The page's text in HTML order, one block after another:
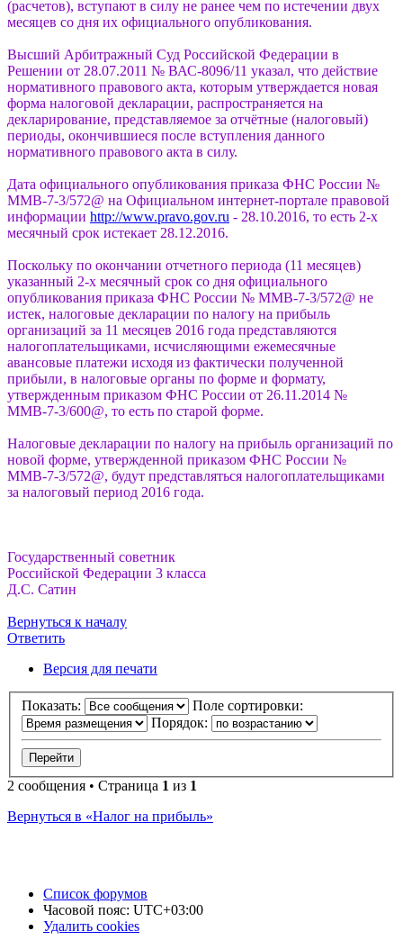
(расчетов), вступают в силу не ранее чем по истечении двух
месяцев со дня их официального опубликования.
Высший Арбитражный Суд Российской Федерации в
Решении от 28.07.2011 № ВАС-8096/11 указал, что действие
нормативного правового акта, которым утверждается новая
форма налоговой декларации, распространяется на
декларирование, представляемое за отчётные (налоговый)
периоды, окончившиеся после вступления данного
нормативного правового акта в силу.
Дата официального опубликования приказа ФНС России №
ММВ-7-3/572@ на Официальном интернет-портале правовой
информации http://www.pravo.gov.ru - 28.10.2016, то есть 2-х
месячный срок истекает 28.12.2016.
Поскольку по окончании отчетного периода (11 месяцев)
указанный 2-х месячный срок со дня официального
опубликования приказа ФНС России № ММВ-7-3/572@ не
истек, налоговые декларации по налогу на прибыль
организаций за 11 месяцев 2016 года представляются
налогоплательщиками, исчисляющими ежемесячные
авансовые платежи исходя из фактически полученной
прибыли, в налоговые органы по форме и формату,
утвержденным приказом ФНС России от 26.11.2014 №
ММВ-7-3/600@, то есть по старой форме.
Налоговые декларации по налогу на прибыль организаций по
новой форме, утвержденной приказом ФНС России №
ММВ-7-3/572@, будут представляться налогоплательщиками
за налоговый период 2016 года.
Государственный советник
Российской Федерации 3 класса
Д.С. Сатин
Вернуться к началу
Ответить
Версия для печати
Показать:
Поле сортировки:
Порядок:
2 сообщения • Страница 1 из 1
Вернуться в «Налог на прибыль»
Список форумов
Часовой пояс: UTC+03:00
Удалить cookies